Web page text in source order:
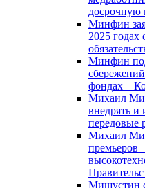
досрочную
Минфин
2025 годах
Минфин
фондах –
Михаил
внедрять и
передовые
Михаил
премьеров
Мишустин